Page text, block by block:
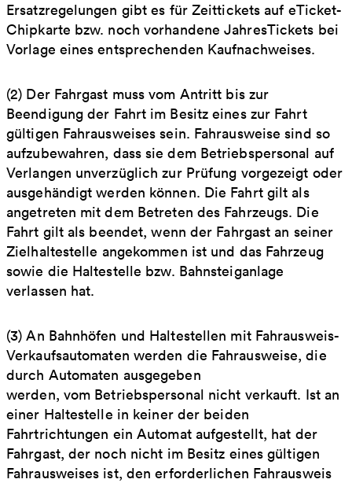
Ersatzregelungen gibt es für Zeittickets auf eTicket-
Chipkarte bzw. noch vorhandene JahresTickets bei
Vorlage eines entsprechenden Kaufnachweises.
(2) Der Fahrgast muss vom Antritt bis zur
Beendigung der Fahrt im Besitz eines zur Fahrt
gültigen Fahrausweises sein. Fahrausweise sind so
aufzubewahren, dass sie dem Betriebspersonal auf
Verlangen unverzüglich zur Prüfung vorgezeigt oder
ausgehändigt werden können. Die Fahrt gilt als
angetreten mit dem Betreten des Fahrzeugs. Die
Fahrt gilt als beendet, wenn der Fahrgast an seiner
Zielhaltestelle angekommen ist und das Fahrzeug
sowie die Haltestelle bzw. Bahnsteiganlage
verlassen hat.
(3) An Bahnhöfen und Haltestellen mit Fahrausweis-
Verkaufsautomaten werden die Fahrausweise, die
durch Automaten ausgegeben
werden, vom Betriebspersonal nicht verkauft. Ist an
einer Haltestelle in keiner der beiden
Fahrtrichtungen ein Automat aufgestellt, hat der
Fahrgast, der noch nicht im Besitz eines gültigen
Fahrausweises ist, den erforderlichen Fahrausweis